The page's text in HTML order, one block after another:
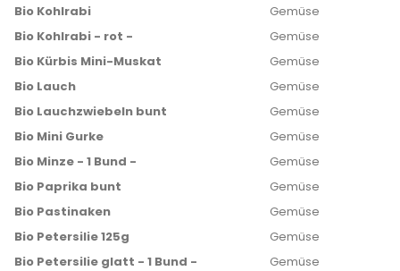
Bio Kohlrabi
Gemüse
Bio Kohlrabi - rot -
Gemüse
Bio Kürbis Mini-Muskat
Gemüse
Bio Lauch
Gemüse
Bio Lauchzwiebeln bunt
Gemüse
Bio Mini Gurke
Gemüse
Bio Minze - 1 Bund -
Gemüse
Bio Paprika bunt
Gemüse
Bio Pastinaken
Gemüse
Bio Petersilie 125g
Gemüse
Bio Petersilie glatt - 1 Bund -
Gemüse